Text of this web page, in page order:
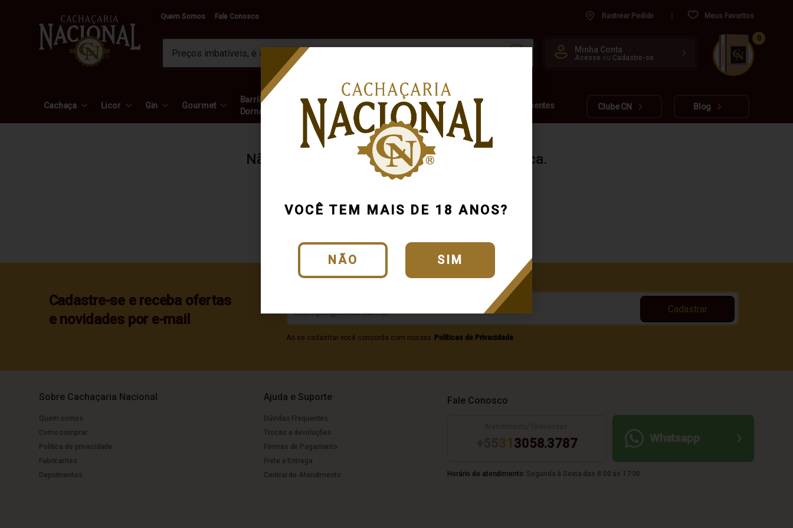
VOCÊ TEM MAIS DE 18 ANOS?
NÃO SIM
Quem Somos Fale Conosco Rastrear Pedido Meus Favoritos
Minha Conta
Acesse ou Cadastre-se
www.cachacarianacional.com.br
CUIDADO FRÁGIL
0
Cachaça Licor Gin Gourmet
Barril e
Dorna
Acessórios
Outras
Bebidas
Marcas Presentes Clube CN Blog
Não encontramos resultados para a sua busca.
Tente buscar novamente usando outra categoria ou produto
Cadastre-se e receba ofertas
e novidades por e-mail
Ao se cadastrar você concorda com nossas Políticas de Privacidade
Cadastrar
Sobre Cachaçaria Nacional
Quem somos
Como comprar
Política de privacidade
Fabricantes
Depoimentos
Ajuda e Suporte
Dúvidas Frequentes
Trocas e devoluções
Formas de Pagamento
Frete e Entrega
Central de Atendimento
Fale Conosco
31 3058.3787 Whatsapp
Horário de atendimento: Segunda à Sexta das 8:00 às 17:00